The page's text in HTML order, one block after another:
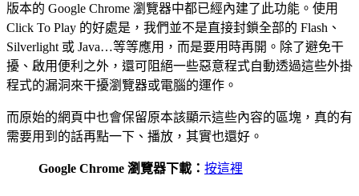
版本的 Google Chrome 瀏覽器中都已經內建了此功能。使用
Click To Play 的好處是，我們並不是直接封鎖全部的 Flash、
Silverlight 或 Java…等等應用，而是要用時再開。除了避免干
擾、啟用便利之外，還可阻絕一些惡意程式自動透過這些外掛
程式的漏洞來干擾瀏覽器或電腦的運作。
而原始的網頁中也會保留原本該顯示這些內容的區塊，真的有
需要用到的話再點一下、播放，其實也還好。
Google Chrome 瀏覽器下載： 按這裡